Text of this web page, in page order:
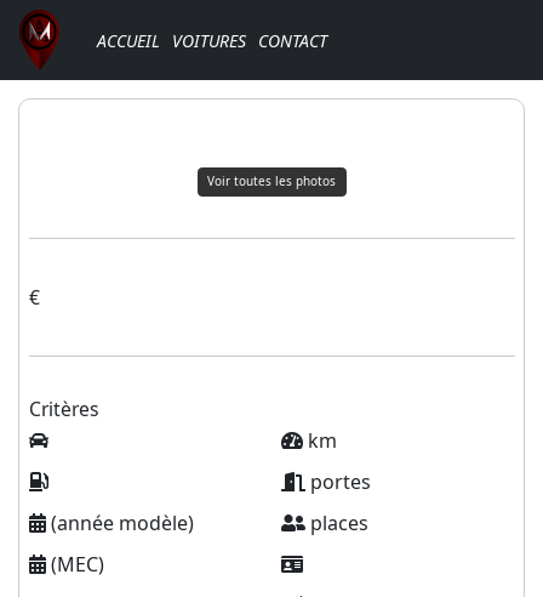
ACCUEIL VOITURES CONTACT
Voir toutes les photos
€
Critères
(année modèle)
(MEC)
km
portes
places